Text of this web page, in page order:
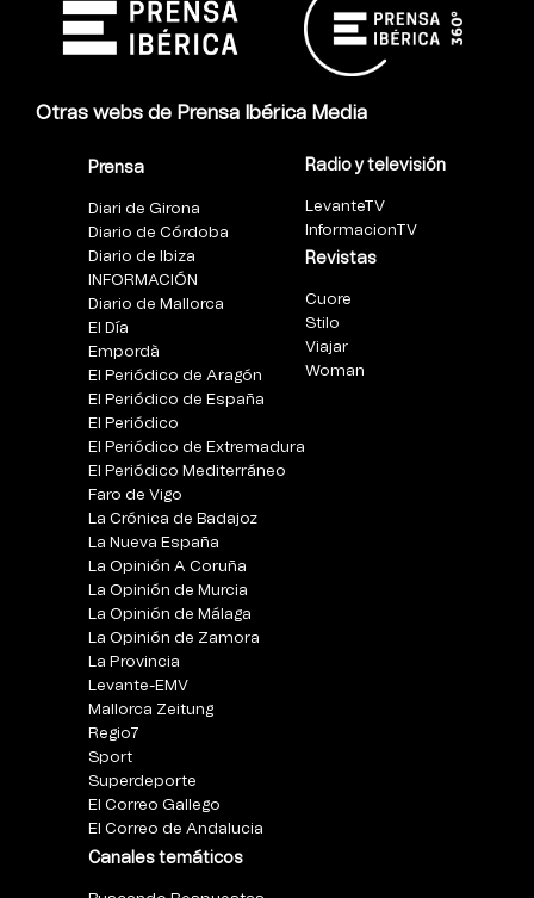
Otras webs de Prensa Ibérica Media
Prensa
Diari de Girona
Diario de Córdoba
Diario de Ibiza
INFORMACIÓN
Diario de Mallorca
El Día
Empordà
El Periódico de Aragón
El Periódico de España
El Periódico
El Periódico de Extremadura
El Periódico Mediterráneo
Faro de Vigo
La Crónica de Badajoz
La Nueva España
La Opinión A Coruña
La Opinión de Murcia
La Opinión de Málaga
La Opinión de Zamora
La Provincia
Levante-EMV
Mallorca Zeitung
Regio7
Sport
Superdeporte
El Correo Gallego
El Correo de Andalucia
Canales temáticos
Radio y televisión
LevanteTV
InformacionTV
Revistas
Cuore
Stilo
Viajar
Woman